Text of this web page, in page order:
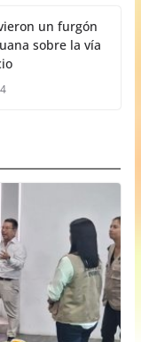
un furgón
sobre la vía